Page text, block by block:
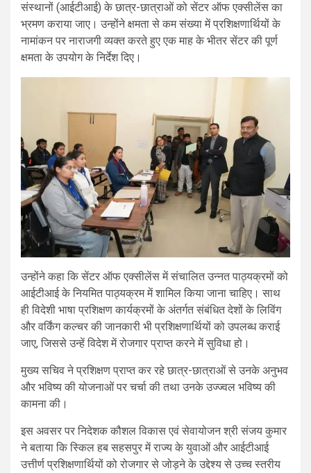
संस्थानों (आईटीआई) के छात्र-छात्राओं को सेंटर ऑफ एक्सीलेंस का
भ्रमण कराया जाए। उन्होंने क्षमता से कम संख्या में प्रशिक्षणार्थियों के
नामांकन पर नाराजगी व्यक्त करते हुए एक माह के भीतर सेंटर की पूर्ण
क्षमता के उपयोग के निर्देश दिए।
उन्होंने कहा कि सेंटर ऑफ एक्सीलेंस में संचालित उन्नत पाठ्यक्रमों को
आईटीआई के नियमित पाठ्यक्रम में शामिल किया जाना चाहिए। साथ
ही विदेशी भाषा प्रशिक्षण कार्यक्रमों के अंतर्गत संबंधित देशों के लिविंग
और वर्किंग कल्चर की जानकारी भी प्रशिक्षणार्थियों को उपलब्ध कराई
जाए, जिससे उन्हें विदेश में रोजगार प्राप्त करने में सुविधा हो।
मुख्य सचिव ने प्रशिक्षण प्राप्त कर रहे छात्र-छात्राओं से उनके अनुभव
और भविष्य की योजनाओं पर चर्चा की तथा उनके उज्ज्वल भविष्य की
कामना की।
इस अवसर पर निदेशक कौशल विकास एवं सेवायोजन श्री संजय कुमार
ने बताया कि स्किल हब सहसपुर में राज्य के युवाओं और आईटीआई
उत्तीर्ण प्रशिक्षणार्थियों को रोजगार से जोड़ने के उद्देश्य से उच्च स्तरीय